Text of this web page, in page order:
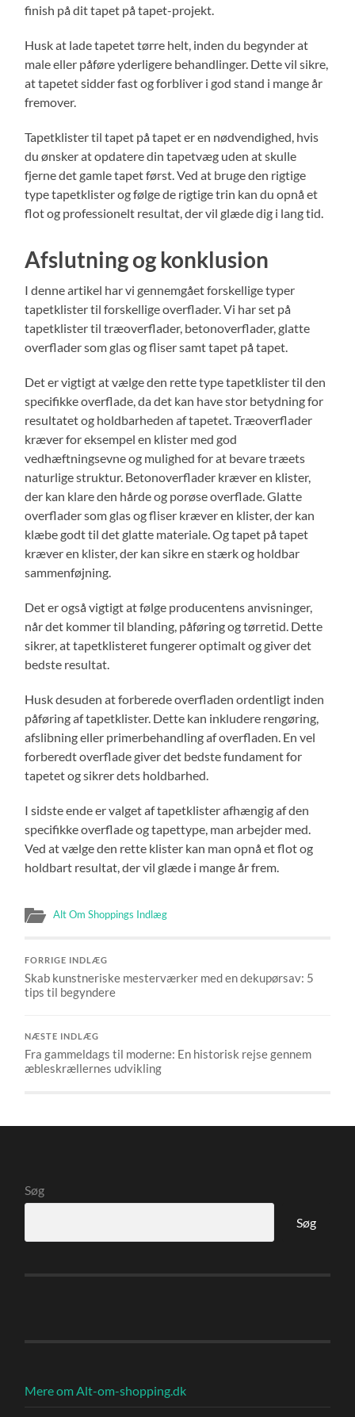
finish på dit tapet på tapet-projekt.
Husk at lade tapetet tørre helt, inden du begynder at
male eller påføre yderligere behandlinger. Dette vil sikre,
at tapetet sidder fast og forbliver i god stand i mange år
fremover.
Tapetklister til tapet på tapet er en nødvendighed, hvis
du ønsker at opdatere din tapetvæg uden at skulle
fjerne det gamle tapet først. Ved at bruge den rigtige
type tapetklister og følge de rigtige trin kan du opnå et
flot og professionelt resultat, der vil glæde dig i lang tid.
Afslutning og konklusion
I denne artikel har vi gennemgået forskellige typer
tapetklister til forskellige overflader. Vi har set på
tapetklister til træoverflader, betonoverflader, glatte
overflader som glas og fliser samt tapet på tapet.
Det er vigtigt at vælge den rette type tapetklister til den
specifikke overflade, da det kan have stor betydning for
resultatet og holdbarheden af tapetet. Træoverflader
kræver for eksempel en klister med god
vedhæftningsevne og mulighed for at bevare træets
naturlige struktur. Betonoverflader kræver en klister,
der kan klare den hårde og porøse overflade. Glatte
overflader som glas og fliser kræver en klister, der kan
klæbe godt til det glatte materiale. Og tapet på tapet
kræver en klister, der kan sikre en stærk og holdbar
sammenføjning.
Det er også vigtigt at følge producentens anvisninger,
når det kommer til blanding, påføring og tørretid. Dette
sikrer, at tapetklisteret fungerer optimalt og giver det
bedste resultat.
Husk desuden at forberede overfladen ordentligt inden
påføring af tapetklister. Dette kan inkludere rengøring,
afslibning eller primerbehandling af overfladen. En vel
forberedt overflade giver det bedste fundament for
tapetet og sikrer dets holdbarhed.
I sidste ende er valget af tapetklister afhængig af den
specifikke overflade og tapettype, man arbejder med.
Ved at vælge den rette klister kan man opnå et flot og
holdbart resultat, der vil glæde i mange år frem.
Alt Om Shoppings Indlæg
FORRIGE INDLÆG
Skab kunstneriske mesterværker med en dekupørsav: 5
tips til begyndere
NÆSTE INDLÆG
Fra gammeldags til moderne: En historisk rejse gennem
æbleskrællernes udvikling
Søg
Søg
Mere om Alt-om-shopping.dk